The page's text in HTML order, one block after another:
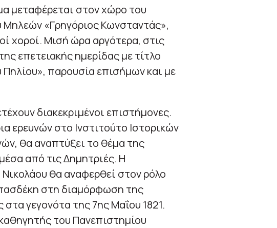
μεταφέρεται στον χώρο του
Μηλεών «Γρηγόριος Κωνσταντάς»,
χοροί. Μισή ώρα αργότερα, στις
επετειακής ημερίδας με τίτλο
παρουσία επισήμων και με
διακεκριμένοι επιστήμονες.
ερευνών στο Ινστιτούτο Ιστορικών
θα αναπτύξει το θέμα της
από τις Δημητριές. Η
θα αναφερθεί στον ρόλο
στη διαμόρφωση της
γεγονότα της 7ης Μαΐου 1821.
του Πανεπιστημίου